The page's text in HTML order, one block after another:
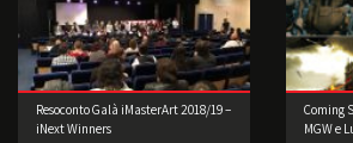
Resoconto Galà iMasterArt 2018/19 –
iNext Winners
Coming
MGW e